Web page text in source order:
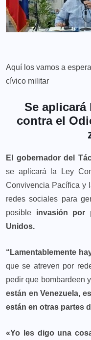
Aquí los vamos a
cívico militar
Se
contra el
El gobernador del
se aplicará la Ley
Convivencia Pacífica y
redes sociales para
posible invasión por
Unidos.
“Lamentablemente
que se atreven por
pedir que
están en Venezuela,
están en otras partes
«Yo les digo una